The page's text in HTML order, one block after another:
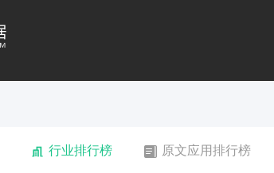
行业排行榜 原文应用排行榜